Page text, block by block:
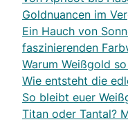
Goldnuancen im
Ein Hauch von
faszinierenden
Warum Weißgold
Wie entsteht die
So bleibt euer
Titan oder Tantal?